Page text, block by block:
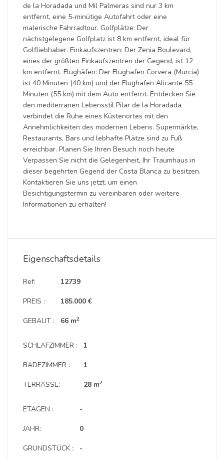
de la Horadada und Mil Palmeras sind nur 3 km
entfernt, eine 5-minütige Autofahrt oder eine
malerische Fahrradtour. Golfplätze: Der
nächstgelegene Golfplatz ist 8 km entfernt, ideal für
Golfliebhaber. Einkaufszentren: Der Zenia Boulevard,
eines der größten Einkaufszentren der Gegend, ist 12
km entfernt. Flughäfen: Der Flughafen Corvera (Murcia)
ist 40 Minuten (40 km) und der Flughafen Alicante 55
Minuten (55 km) mit dem Auto entfernt. Entdecken Sie
den mediterranen Lebensstil Pilar de la Horadada
verbindet die Ruhe eines Küstenortes mit den
Annehmlichkeiten des modernen Lebens. Supermärkte,
Restaurants, Bars und lebhafte Plätze sind zu Fuß
erreichbar. Planen Sie Ihren Besuch noch heute
Verpassen Sie nicht die Gelegenheit, Ihr Traumhaus in
dieser begehrten Gegend der Costa Blanca zu besitzen.
Kontaktieren Sie uns jetzt, um einen
Besichtigungstermin zu vereinbaren oder weitere
Informationen zu erhalten!
Eigenschaftsdetails
Ref:
PREIS :
GEBAUT :
12739
185.000 €
66 m2
SCHLAFZIMMER :
BADEZIMMER :
TERRASSE:
1
1
28 m2
ETAGEN :
JAHR:
GRUNDSTÜCK :
-
0
-